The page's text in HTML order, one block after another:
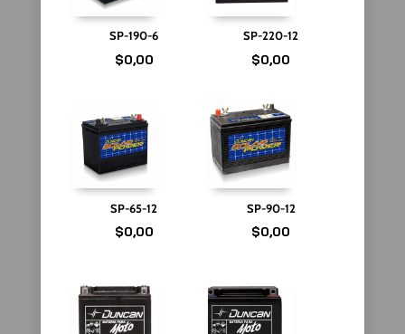
SP-190-6
$0,00
SP-220-12
$0,00
SP-65-12
$0,00
SP-90-12
$0,00